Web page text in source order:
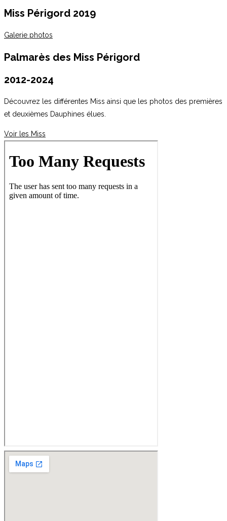
Miss Périgord 2019
Galerie photos
Palmarès des Miss Périgord
2012-2024
Découvrez les différentes Miss ainsi que les photos des premières
et deuxièmes Dauphines élues.
Voir les Miss